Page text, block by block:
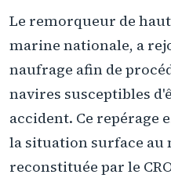
Le remorqueur de
marine nationale, a
naufrage afin de
navires susceptibles
accident. Ce repérage
la situation surface au
reconstituée par le